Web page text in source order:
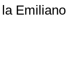
Emiliano